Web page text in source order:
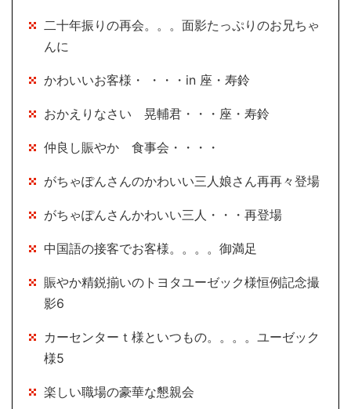
二十年振りの再会。。。面影たっぷりのお兄ちゃ
んに
かわいいお客様・ ・・・in 座・寿鈴
おかえりなさい 晃輔君・・・座・寿鈴
仲良し賑やか 食事会・・・・
がちゃぽんさんのかわいい三人娘さん再再々登場
がちゃぽんさんかわいい三人・・・再登場
中国語の接客でお客様。。。。御満足
賑やか精鋭揃いのトヨタユーゼック様恒例記念撮
影6
カーセンターｔ様といつもの。。。。ユーゼック
様5
楽しい職場の豪華な懇親会